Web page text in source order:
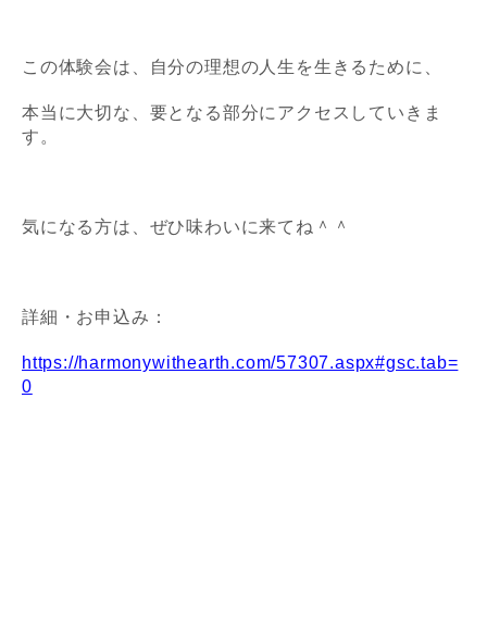
この体験会は、自分の理想の人生を生きるために、
本当に大切な、要となる部分にアクセスしていきま
す。
気になる方は、ぜひ味わいに来てね＾＾
詳細・お申込み：
https://harmonywithearth.com/57307.aspx#gsc.tab=
0